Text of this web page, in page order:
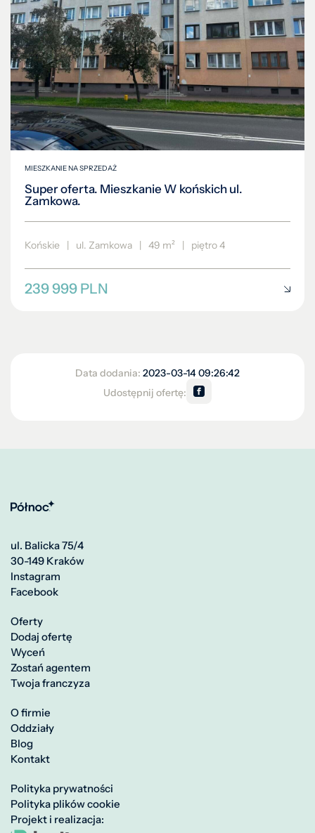
MIESZKANIE NA SPRZEDAŻ
Super oferta. Mieszkanie W końskich ul.
Zamkowa.
Końskie ul. Zamkowa 49 m² piętro 4
239 999 PLN
Data dodania: 2023-03-14 09:26:42
Udostępnij ofertę:
ul. Balicka 75/4
30-149 Kraków
Instagram
Facebook
Oferty
Dodaj ofertę
Wyceń
Zostań agentem
Twoja franczyza
O firmie
Oddziały
Blog
Kontakt
Polityka prywatności
Polityka plików cookie
Projekt i realizacja: